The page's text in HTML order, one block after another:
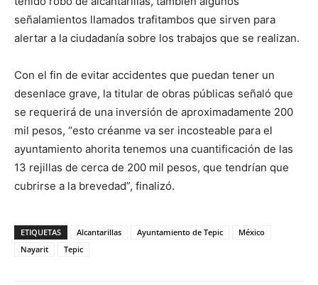
señalamientos llamados trafitambos que sirven para
alertar a la ciudadanía sobre los trabajos que se realizan.
Con el fin de evitar accidentes que puedan tener un
desenlace grave, la titular de obras públicas señaló que
se requerirá de una inversión de aproximadamente 200
mil pesos, “esto créanme va ser incosteable para el
ayuntamiento ahorita tenemos una cuantificación de las
13 rejillas de cerca de 200 mil pesos, que tendrían que
cubrirse a la brevedad”, finalizó.
ETIQUETAS Alcantarillas Ayuntamiento de Tepic
México
Nayarit
Tepic